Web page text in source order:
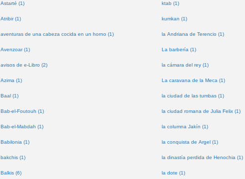
Astarté (1)
Atribir (1)
aventuras de una cabeza cocida en un horno (1)
Avenzoar (1)
avisos de e-Libro (2)
Azima (1)
Baal (1)
Bab-el-Foutouh (1)
Bab-el-Mabdah (1)
Babilonia (1)
bakchis (1)
Balkis (6)
ktab (1)
kumkan (1)
la Andriana de Terencio (1)
La barbería (1)
la cámara del rey (1)
La caravana de la Meca (1)
la ciudad de las tumbas (1)
la ciudad romana de Julia Felix (1)
la columna Jakín (1)
la conquista de Argel (1)
la dinastía perdida de Henochia (1)
la dote (1)